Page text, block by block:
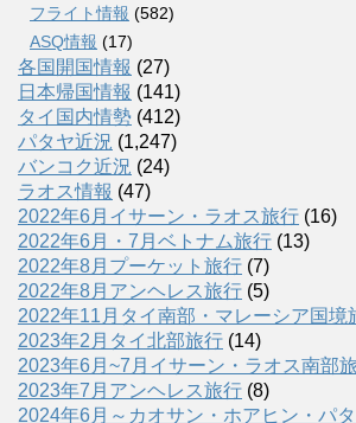
フライト情報 (582)
ASQ情報 (17)
各国開国情報 (27)
日本帰国情報 (141)
タイ国内情勢 (412)
パタヤ近況 (1,247)
バンコク近況 (24)
ラオス情報 (47)
2022年6月イサーン・ラオス旅行 (16)
2022年6月・7月ベトナム旅行 (13)
2022年8月プーケット旅行 (7)
2022年8月アンヘレス旅行 (5)
2022年11月タイ南部・マレーシア国境
2023年2月タイ北部旅行 (14)
2023年6月~7月イサーン・ラオス南部
2023年7月アンヘレス旅行 (8)
2024年6月～カオサン・ホアヒン・パ